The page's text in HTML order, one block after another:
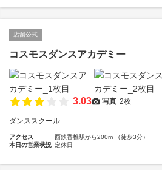
店舗公式
コスモスダンスアカデミー
3.03 写真 2枚
ダンススクール
アクセス
西鉄香椎駅から200m （徒歩3分）
本日の営業状況 定休日